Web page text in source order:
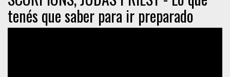
tenés que saber para ir preparado